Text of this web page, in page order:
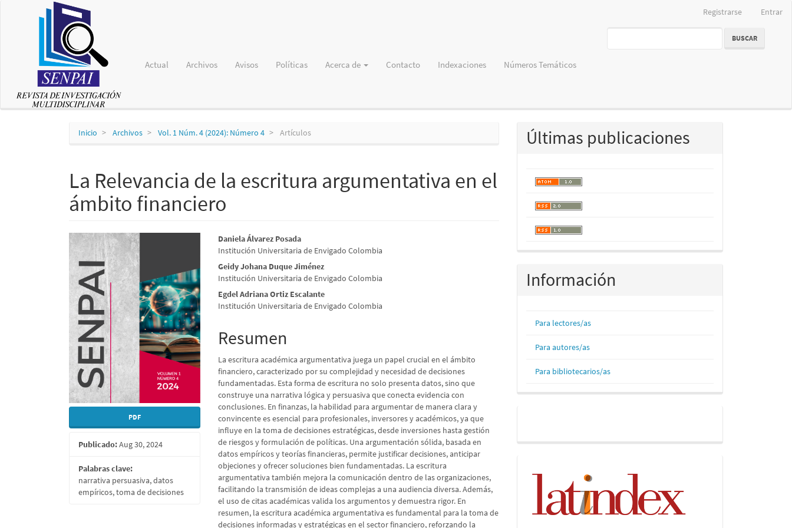
Navegación
principal
lateral
Registrarse Entrar
Actual Archivos Avisos Políticas Acerca de Contacto Indexaciones Números Temáticos
BUSCAR
Inicio Archivos Vol. 1 Núm. 4 (2024): Número 4 Artículos
La Relevancia de la escritura argumentativa en el
ámbito financiero
Barra
lateral
del
artículo
PDF
Publicado:Aug 30, 2024
Palabras clave:
narrativa persuasiva, datos
empíricos, toma de decisiones
Contenido
principal
del
artículo
Daniela Álvarez Posada
Institución Universitaria de Envigado Colombia
Geidy Johana Duque Jiménez
Institución Universitaria de Envigado Colombia
Egdel Adriana Ortiz Escalante
Institución Universitaria de Envigado Colombia
Resumen
La escritura académica argumentativa juega un papel crucial en el ámbito
financiero, caracterizado por su complejidad y necesidad de decisiones
fundamentadas. Esta forma de escritura no solo presenta datos, sino que
construye una narrativa lógica y persuasiva que conecta evidencia con
conclusiones. En finanzas, la habilidad para argumentar de manera clara y
convincente es esencial para profesionales, inversores y académicos, ya que
influye en la toma de decisiones estratégicas, desde inversiones hasta gestión
de riesgos y formulación de políticas. Una argumentación sólida, basada en
datos empíricos y teorías financieras, permite justificar decisiones, anticipar
objeciones y ofrecer soluciones bien fundamentadas. La escritura
argumentativa también mejora la comunicación dentro de las organizaciones,
facilitando la transmisión de ideas complejas a una audiencia diversa. Además,
el uso de citas académicas valida los argumentos y demuestra rigor. En
resumen, la escritura académica argumentativa es fundamental para la toma de
decisiones informadas y estratégicas en el sector financiero, reforzando la
Últimas publicaciones
Información
Para lectores/as
Para autores/as
Para bibliotecarios/as
Indices